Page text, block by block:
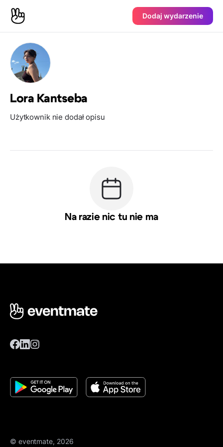
Dodaj wydarzenie
Lora Kantseba
Użytkownik nie dodał opisu
Na razie nic tu nie ma
© eventmate, 2026